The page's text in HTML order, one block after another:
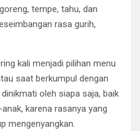
tempe, tahu, dan
rasa gurih,
kali menjadi pilihan menu
saat berkumpul dengan
oleh siapa saja, baik
karena rasanya yang
mengenyangkan.